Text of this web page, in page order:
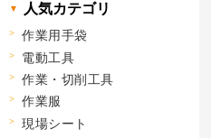
人気カテゴリ
作業用手袋
電動工具
作業・切削工具
作業服
現場シート